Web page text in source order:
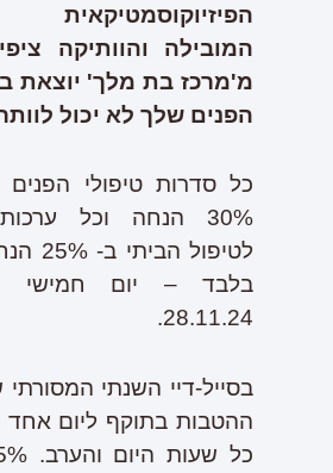
הפיזיוקוסמטיקאית
המובילה והוותיקה
מ'מרכז בת מלך' יוצאת
הפנים שלך לא יכול
כל סדרות טיפולי הפנים
30% הנחה וכל
בלבד – יום חמישי
28.11.24.
בסייל-דיי השנתי
ההטבות בתוקף ליום אחד